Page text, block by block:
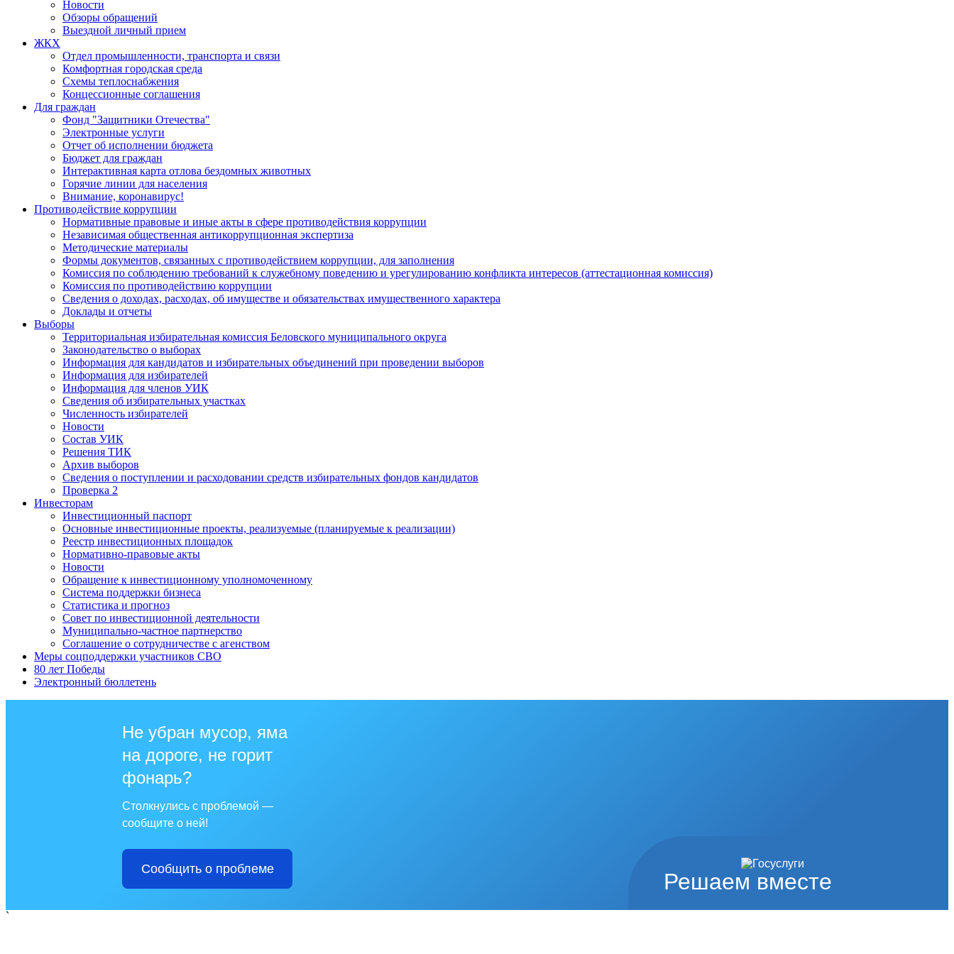
Новости
Обзоры обращений
Выездной личный прием
ЖКХ
Отдел промышленности, транспорта и связи
Комфортная городская среда
Схемы теплоснабжения
Концессионные соглашения
Для граждан
Фонд "Защитники Отечества"
Электронные услуги
Отчет об исполнении бюджета
Бюджет для граждан
Интерактивная карта отлова бездомных животных
Горячие линии для населения
Внимание, коронавирус!
Противодействие коррупции
Нормативные правовые и иные акты в сфере противодействия коррупции
Независимая общественная антикоррупционная экспертиза
Методические материалы
Формы документов, связанных с противодействием коррупции, для заполнения
Комиссия по соблюдению требований к служебному поведению и урегулированию конфликта интересов (аттестационная комиссия)
Комиссия по противодействию коррупции
Сведения о доходах, расходах, об имуществе и обязательствах имущественного характера
Доклады и отчеты
Выборы
Территориальная избирательная комиссия Беловского муниципального округа
Законодательство о выборах
Информация для кандидатов и избирательных объединений при проведении выборов
Информация для избирателей
Информация для членов УИК
Сведения об избирательных участках
Численность избирателей
Новости
Состав УИК
Решения ТИК
Архив выборов
Сведения о поступлении и расходовании средств избирательных фондов кандидатов
Проверка 2
Инвесторам
Инвестиционный паспорт
Основные инвестиционные проекты, реализуемые (планируемые к реализации)
Реестр инвестиционных площадок
Нормативно-правовые акты
Новости
Обращение к инвестиционному уполномоченному
Система поддержки бизнеса
Статистика и прогноз
Совет по инвестиционной деятельности
Муниципально-частное партнерство
Соглашение о сотрудничестве с агенством
Меры соцподдержки участников СВО
80 лет Победы
Электронный бюллетень
Решаем вместе
Не убран мусор, яма
на дороге, не горит
фонарь?
Столкнулись с проблемой —
сообщите о ней!
Сообщить о проблеме
`